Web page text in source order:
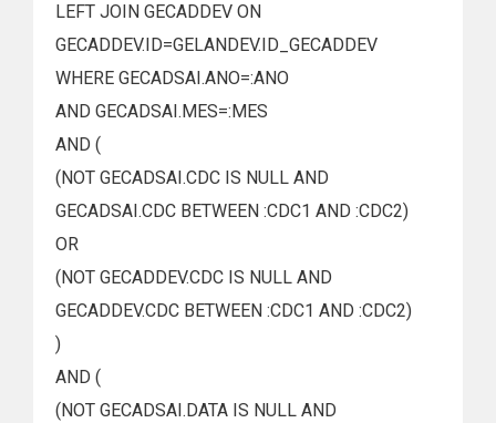
LEFT JOIN GECADDEV ON
GECADDEV.ID=GELANDEV.ID_GECADDEV
WHERE GECADSAI.ANO=:ANO
AND GECADSAI.MES=:MES
AND (
(NOT GECADSAI.CDC IS NULL AND
GECADSAI.CDC BETWEEN :CDC1 AND :CDC2)
OR
(NOT GECADDEV.CDC IS NULL AND
GECADDEV.CDC BETWEEN :CDC1 AND :CDC2)
)
AND (
(NOT GECADSAI.DATA IS NULL AND